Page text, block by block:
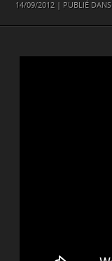
14/09/2012 | PUBLIÉ DANS